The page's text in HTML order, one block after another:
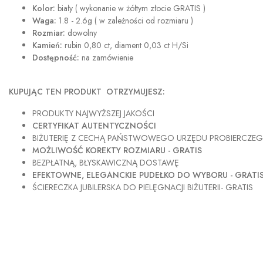
Kolor: biały ( wykonanie w żółtym złocie GRATIS )
Waga: 1.8 - 2.6g ( w zależności od rozmiaru )
Rozmiar: dowolny
Kamień: rubin 0,80 ct, diament 0,03 ct H/Si
Dostępność: na zamówienie
KUPUJĄC TEN PRODUKT OTRZYMUJESZ:
PRODUKTY NAJWYŻSZEJ JAKOŚCI
CERTYFIKAT AUTENTYCZNOŚCI
BIŻUTERIĘ Z CECHĄ PAŃSTWOWEGO URZĘDU
MOŻLIWOŚĆ KOREKTY ROZMIARU - GRATIS
BEZPŁATNĄ, BŁYSKAWICZNĄ DOSTAWĘ
EFEKTOWNE, ELEGANCKIE PUDEŁKO DO WYBORU -
ŚCIERECZKA JUBILERSKA DO PIELĘGNACJI BIŻUTERII- GRATIS